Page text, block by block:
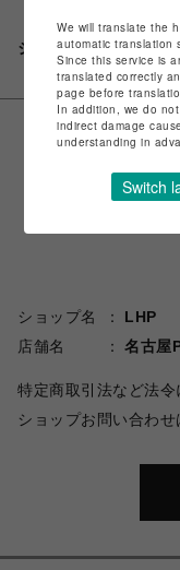
シェアする
ショップ名
LHP
店舗名
名古屋
特定商取引法など法令
ショップお問い合わせ
We will translate the
automatic translation
Since this service is
translated correctly
page before
In addition, we do
indirect damage
understanding in
Switch